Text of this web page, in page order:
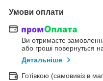
Умови оплати
Ви отримаєте
або гроші повернуться
Детальніше
Готівкою (самовивіз в